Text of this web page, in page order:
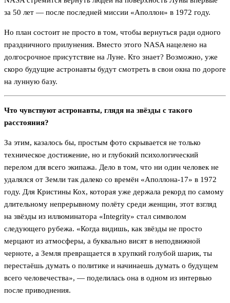
за 50 лет — после последней миссии «Аполлон» в 1972 году.
Но план состоит не просто в том, чтобы вернуться ради одного
праздничного прилунения. Вместо этого NASA нацелено на
долгосрочное присутствие на Луне. Кто знает? Возможно, уже
скоро будущие астронавты будут смотреть в свои окна по дороге
на лунную базу.
Что чувствуют астронавты, глядя на звёзды с такого
расстояния?
За этим, казалось бы, простым фото скрывается не только
техническое достижение, но и глубокий психологический
перелом для всего экипажа. Дело в том, что ни один человек не
удалялся от Земли так далеко со времён «Аполлона-17» в 1972
году. Для Кристины Кох, которая уже держала рекорд по самому
длительному непрерывному полёту среди женщин, этот взгляд
на звёзды из иллюминатора «Integrity» стал символом
следующего рубежа. «Когда видишь, как звёзды не просто
мерцают из атмосферы, а буквально висят в неподвижной
черноте, а Земля превращается в хрупкий голубой шарик, ты
перестаёшь думать о политике и начинаешь думать о будущем
всего человечества», — поделилась она в одном из интервью
после приводнения.